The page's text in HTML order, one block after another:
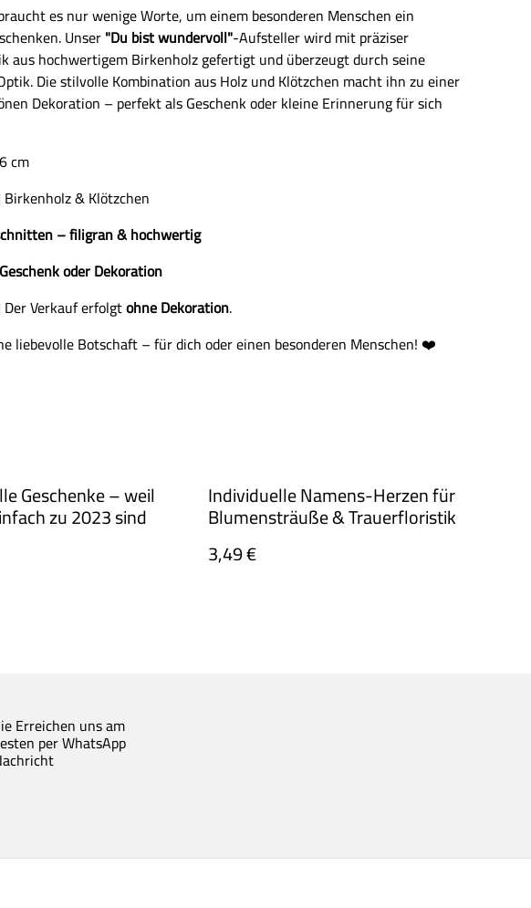
es nur wenige Worte, um einem besonderen Menschen ein
Unser"Du bist wundervoll"-Aufsteller wird mit präziser
aus hochwertigem Birkenholz gefertigt und überzeugt durch seine
Die stilvolle Kombination aus Holz und Klötzchen macht ihn zu einer
Dekoration – perfekt als Geschenk oder kleine Erinnerung für sich
cm
Birkenholz & Klötzchen
– filigran & hochwertig
oder Dekoration
Der Verkauf erfolgtohne Dekoration.
liebevolle Botschaft – für dich oder einen besonderen Menschen! ❤️
Geschenke – weil
zu 2023 sind
Individuelle Namens-Herzen für
Blumensträuße & Trauerfloristik
3,49 €
Erreichen uns am
per WhatsApp